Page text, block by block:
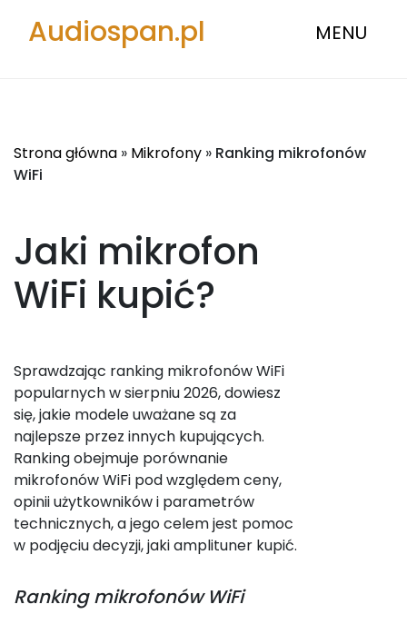
Audiospan.pl MENU
Strona główna » Mikrofony » Ranking mikrofonów
WiFi
Jaki mikrofon
WiFi kupić?
Sprawdzając ranking mikrofonów WiFi
popularnych w sierpniu 2026, dowiesz
się, jakie modele uważane są za
najlepsze przez innych kupujących.
Ranking obejmuje porównanie
mikrofonów WiFi pod względem ceny,
opinii użytkowników i parametrów
technicznych, a jego celem jest pomoc
w podjęciu decyzji, jaki amplituner kupić.
Rankingmikrofonów WiFi